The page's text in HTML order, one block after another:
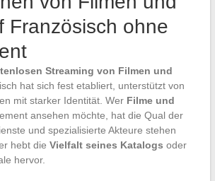
Französisch ohne
Streaming von Filmen und
hat sich fest etabliert, unterstützt von
mit starker Identität. Wer Filme und
ansehen möchte, hat die Qual der
und spezialisierte Akteure stehen
hebt die Vielfalt seines Katalogs oder
hervor.